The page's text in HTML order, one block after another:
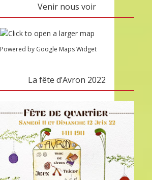
Venir nous voir
Powered by Google Maps Widget
La fête d’Avron 2022